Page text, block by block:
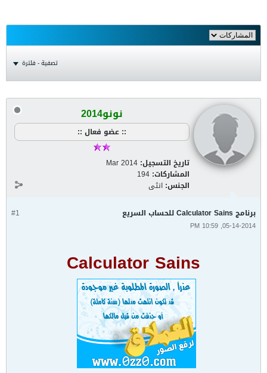
تصفية - فلترة
نونو2014
:: عضو فعال ::
تاريخ التسجيل: Mar 2014
المشاركات: 194
الجنس: انثى
#1 برنامج Calculator Sains للحساب السريع
05-14-2014, 10:59 PM
Calculator Sains